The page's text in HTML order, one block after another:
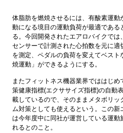
体脂肪を燃焼させるには、有酸素運動
動になる境目の運動負荷が最適である
る。今回開発されたエアロバイクでは
センサーで計測された心拍数を元に適
を測定、ペダルの負荷を変えてベスト
焼運動」ができるようにする。
またフィットネス機器業界でははじめ
策健康指標(エクササイズ指標)の自動
載しているので、そのままメタボリッ
ム対策としても使えるという。この新
は今年度中に同社が運営している運動
れるとのこと。